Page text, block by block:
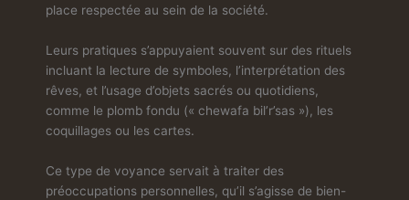
place respectée au sein de la société.
Leurs pratiques s’appuyaient souvent sur des rituels
incluant la lecture de symboles, l’interprétation des
rêves, et l’usage d’objets sacrés ou quotidiens,
comme le plomb fondu (« chewafa bil’r’sas »), les
coquillages ou les cartes.
Ce type de voyance servait à traiter des
préoccupations personnelles, qu’il s’agisse de bien-